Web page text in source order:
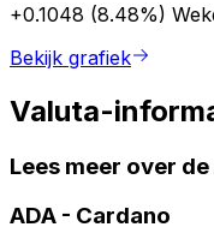
+0.1048 (8.48%)
Bekijk grafiek
Valuta-
Lees meer over de
ADA - Cardano